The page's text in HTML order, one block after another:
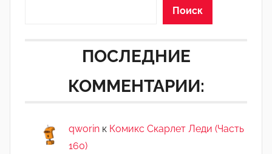
Поиск
ПОСЛЕДНИЕ
КОММЕНТАРИИ:
qworin к Комикс Скарлет Леди (Часть
160)